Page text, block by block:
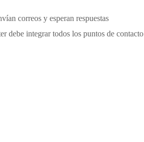
correos y esperan respuestas
debe integrar todos los puntos de contacto